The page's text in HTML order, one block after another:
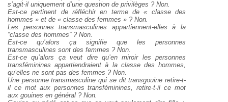
s’agit-il uniquement d’une question de privilèges ? Non.
Est-ce pertinent de réfléchir en terme de « classe des
hommes » et de « classe des femmes » ? Non.
Les personnes transmasculines appartiennent-elles à la
“classe des hommes” ? Non.
Est-ce qu’alors ça signifie que les personnes
transmasculines sont des femmes ? Non.
Est-ce qu’alors ça veut dire qu’en miroir les personnes
transféminines appartiendraient à la classe des hommes,
qu’elles ne sont pas des femmes ? Non.
Une personne transmasculine qui se dit transgouine retire-t-
il ce mot aux personnes transféminines, retire-t-il ce mot
aux gouines en général ? Non.